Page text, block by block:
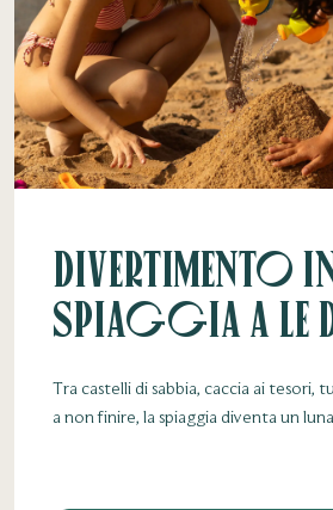
Divertimento
spiaggia a Le
Tra castelli di sabbia, caccia ai tesori,
a non finire, la spiaggia diventa un